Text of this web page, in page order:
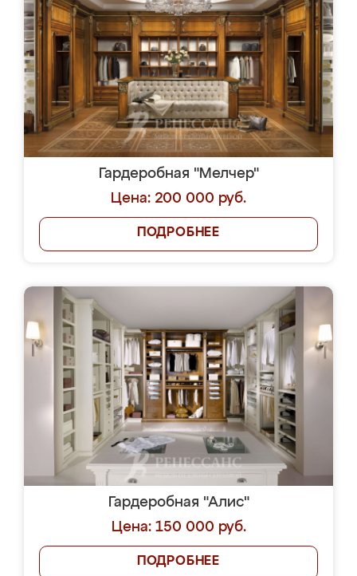
Гардеробная "Мелчер"
Цена: 200 000 руб.
ПОДРОБНЕЕ
Гардеробная "Алис"
Цена: 150 000 руб.
ПОДРОБНЕЕ